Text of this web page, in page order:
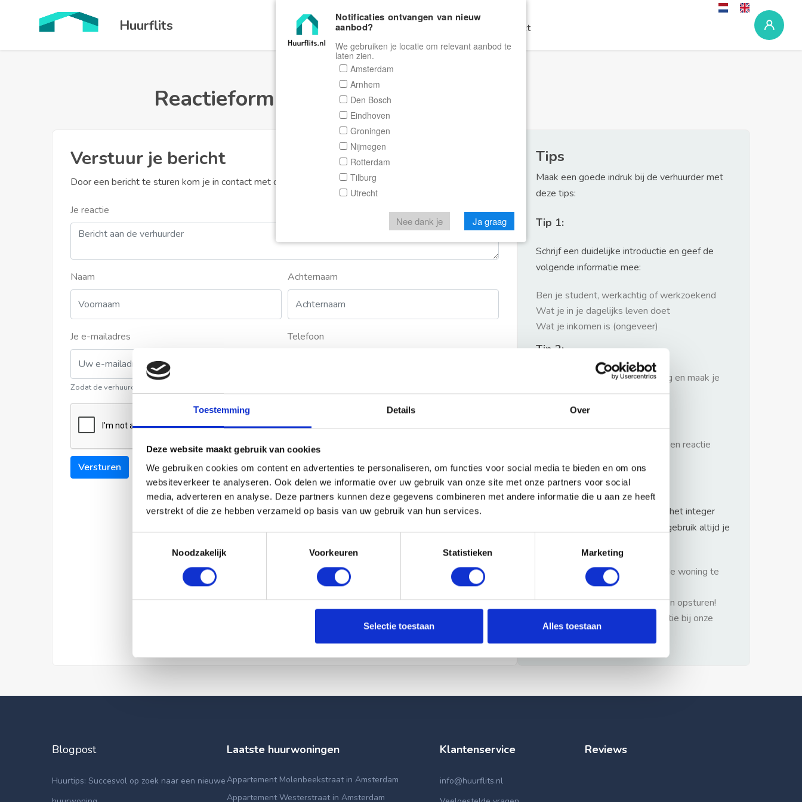
Toestemming Details Over
Deze website maakt gebruik van cookies
We gebruiken cookies om content en advertenties te personaliseren, om functies voor social media te bieden en om ons
websiteverkeer te analyseren. Ook delen we informatie over uw gebruik van onze site met onze partners voor social
media, adverteren en analyse. Deze partners kunnen deze gegevens combineren met andere informatie die u aan ze heeft
verstrekt of die ze hebben verzameld op basis van uw gebruik van hun services.
Noodzakelijk
Voorkeuren Statistieken Marketing
Selectie toestaan Alles toestaan
Huurflits Home Zoeken Contact
Reactieformulier Huurflits
Verstuur je bericht
Door een bericht te sturen kom je in contact met de aanbieder of makelaar van de woning.
Je reactie
Naam Achternaam
Je e-mailadres
Zodat de verhuurder contact met u kan opnemen
Telefoon
Versturen
Tips
Maak een goede indruk bij de verhuurder met
deze tips:
Tip 1:
Schrijf een duidelijke introductie en geef de
volgende informatie mee:
Ben je student, werkachtig of werkzoekend
Wat je in je dagelijks leven doet
Wat je inkomen is (ongeveer)
Tip 2:
Wees beleefd, niet te langdradig en maak je
verhaal kort
Wacht niet met reageren. Snel een reactie
Waarschuwing
Huurflits hecht veel waarde aan het integer
handelen van verhuurders maar gebruik altijd je
1: Nooit vooraf betalen zonder de woning te
hebben gezien.
2: Geen persoonlijke documenten opsturen!
3: Meld bij misbruik de advertentie bij onze
klantenservice.
Blogpost
Huurtips: Succesvol op zoek naar een nieuwe
Laatste huurwoningen
Appartement Molenbeekstraat in Amsterdam
Appartement Westerstraat in Amsterdam
Klantenservice
info@huurflits.nl
Reviews
Notificaties ontvangen van nieuw
aanbod?
We gebruiken je locatie om relevant aanbod te
laten zien.
Amsterdam
Arnhem
Den Bosch
Eindhoven
Groningen
Nijmegen
Rotterdam
Tilburg
Utrecht
Nee dank je Ja graag